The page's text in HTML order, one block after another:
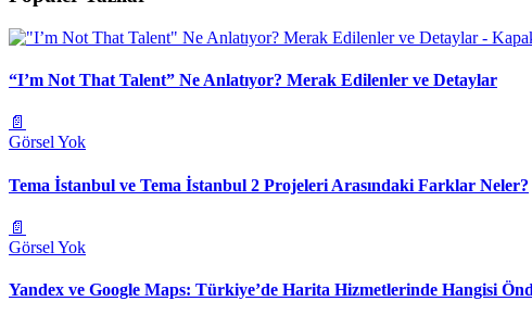
“I’m Not That Talent” Ne Anlatıyor? Merak Edilenler ve Detaylar
📄
Görsel Yok
Tema İstanbul ve Tema İstanbul 2 Projeleri Arasındaki Farklar Neler?
📄
Görsel Yok
Yandex ve Google Maps: Türkiye’de Harita Hizmetlerinde Hangisi